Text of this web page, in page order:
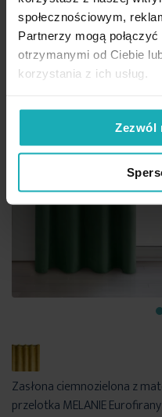
społecznościowym,
Partnerzy mogą
otrzymanymi od Ciebie
korzystania z ich usług.
Zezwól
Zasłona ciemnozielona z
przelotka MELANIE Eurofirany